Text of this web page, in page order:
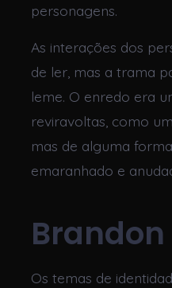
personagens.
As interações dos
de ler, mas a trama
leme. O enredo era
reviravoltas, como
mas de alguma
emaranhado e
Os temas de